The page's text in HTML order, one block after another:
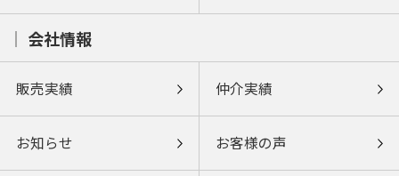
会社情報
販売実績 仲介実績
お知らせ お客様の声